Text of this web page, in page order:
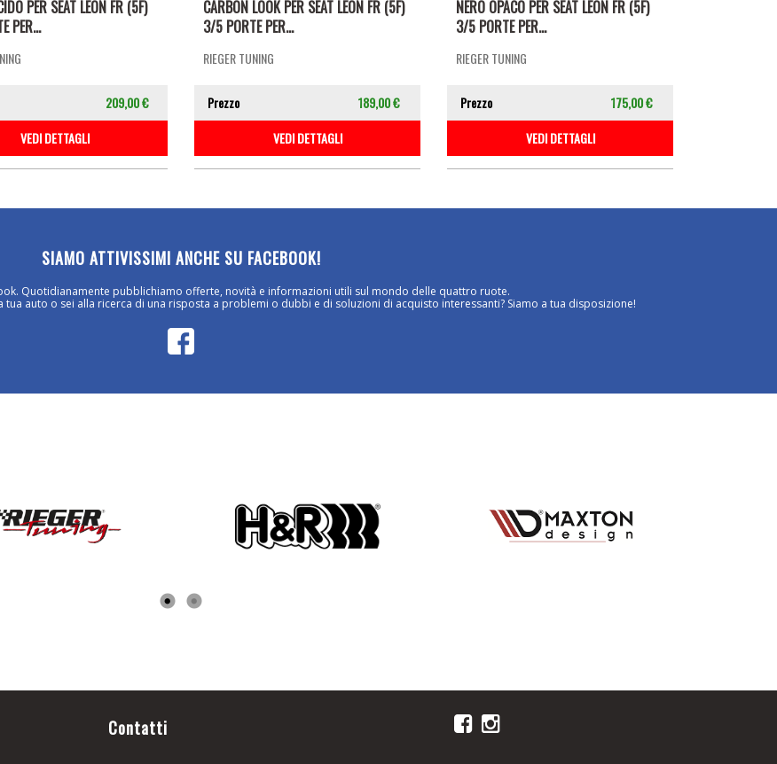
PER SEAT LEON FR (5F)
PER...
209,00 €
VEDI DETTAGLI
CARBON LOOK PER SEAT LEON FR (5F)
3/5 PORTE PER...
RIEGER TUNING
Prezzo
189,00 €
VEDI DETTAGLI
NERO OPACO PER SEAT LEON FR (5F)
3/5 PORTE PER...
RIEGER TUNING
Prezzo
175,00 €
VEDI DETTAGLI
SIAMO ATTIVISSIMI ANCHE SU FACEBOOK!
Quotidianamente pubblichiamo offerte, novità e informazioni utili sul mondo delle quattro ruote.
tua auto o sei alla ricerca di una risposta a problemi o dubbi e di soluzioni di acquisto interessanti? Siamo a tua disposizione!
Contatti